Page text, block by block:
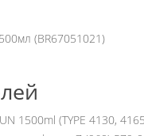
(BR67051021)
1500ml (TYPE 4130,